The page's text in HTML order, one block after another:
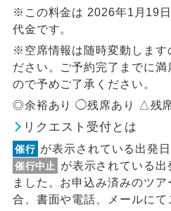
※この料金は 2026年1月19
代金です。
※空席情報は随時変動します
ださい。ご予約完了までに
ので予めご了承ください。
◎余裕あり ◯残席あり △残
リクエスト受付とは
催行 が表示されている出発
催行中止
が表示されている出
ました。お申込み済みのツ
合、書面や電話、メールにて